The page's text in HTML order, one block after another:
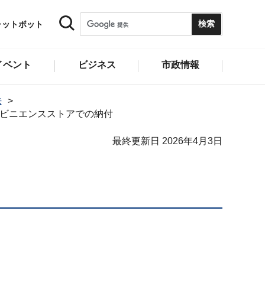
トボット
ント ビジネス 市政情報
ニエンスストアでの納付
最終更新日 2026年4月3日